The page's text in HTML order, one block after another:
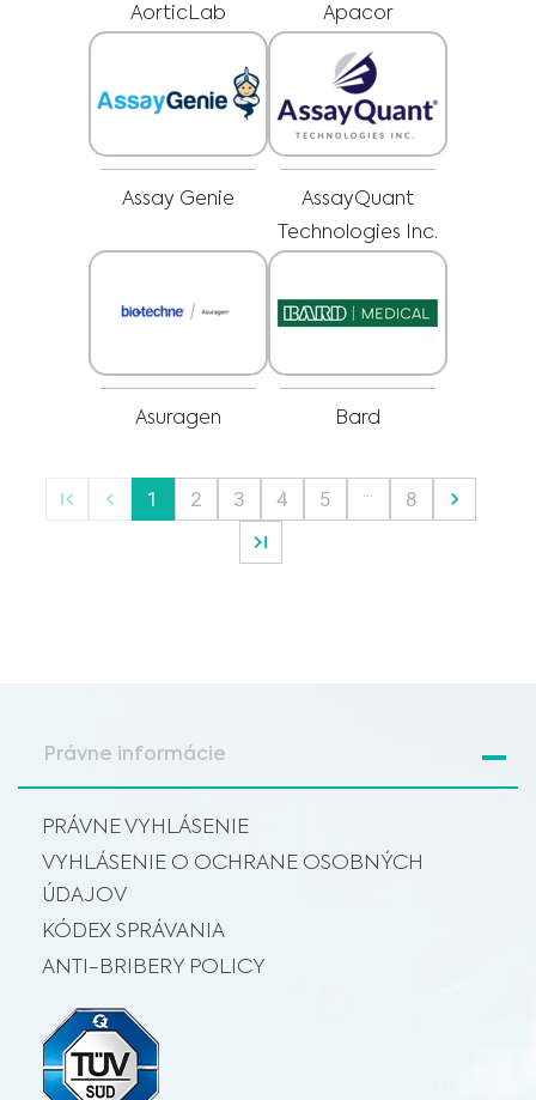
diagnózu alebo liečbu. Pred začatím nového liečebného režimu sa vždy
pracovníkom o všetkých otázkach týkajúcich sa vášho zdravia alebo liečby a
vždy rešpektujte odborné zdravotné odporúčania a neodkladajte ich
používanie, aj keď ste sa o nich dočítali na tejto webovej stránke.
Som zdravotnícky pracovník
AorticLab Apacor
Assay Genie
AssayQuant
Technologies Inc.
Asuragen Bard
1 2 3 4 5 8
Právne informácie
PRÁVNE VYHLÁSENIE
VYHLÁSENIE O OCHRANE OSOBNÝCH
ÚDAJOV
KÓDEX SPRÁVANIA
ANTI-BRIBERY POLICY